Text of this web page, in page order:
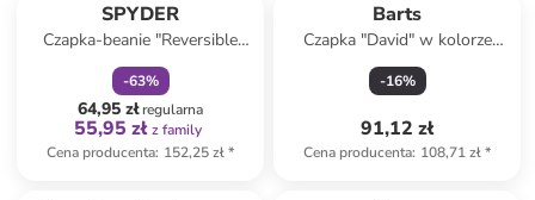
SPYDER
Czapka-beanie "Reversible
Bug" w kolorze szarym
-63%
64,95 złregularna
55,95 zł z family
Cena producenta: 152,25 zł*
Barts
Czapka "David" w kolorze
czarnym
-16%
91,12 zł
Cena producenta: 108,71 zł*